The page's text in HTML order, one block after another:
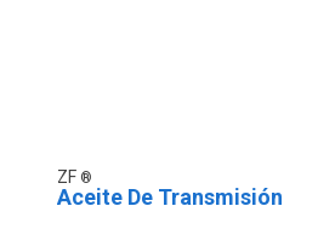
ZF
Aceite De Transmisión